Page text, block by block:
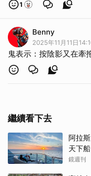
1
Benny
2025年11月11日
鬼表示：按陰影又在牽
繼續看下去
阿拉
天下
一日生
鏡週刊